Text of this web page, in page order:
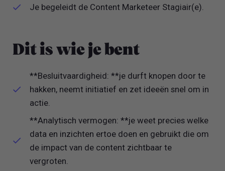
Je begeleidt de Content Marketeer Stagiair(e).
Dit is wie je bent
**Besluitvaardigheid: **je durft knopen door te
hakken, neemt initiatief en zet ideeën snel om in
actie.
**Analytisch vermogen: **je weet precies welke
data en inzichten ertoe doen en gebruikt die om
de impact van de content zichtbaar te
vergroten.